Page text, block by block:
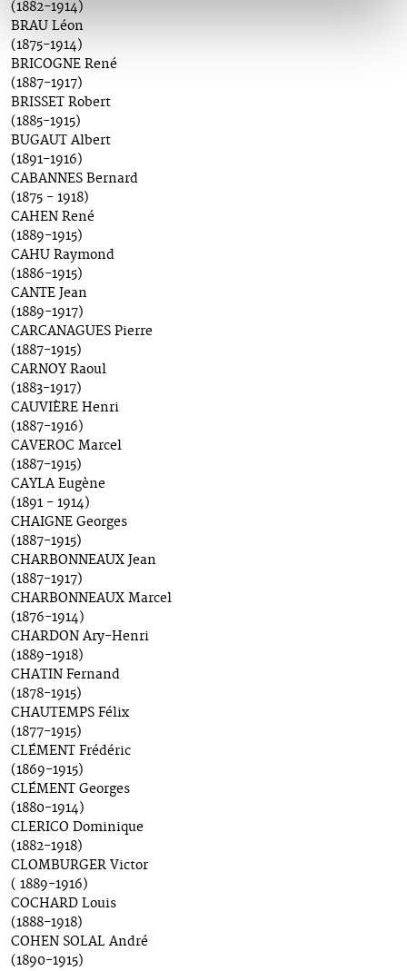
(1882-1914)
BRAU Léon
(1875-1914)
BRICOGNE René
(1887-1917)
BRISSET Robert
(1885-1915)
BUGAUT Albert
(1891-1916)
CABANNES Bernard
(1875 - 1918)
CAHEN René
(1889-1915)
CAHU Raymond
(1886-1915)
CANTE Jean
(1889-1917)
CARCANAGUES Pierre
(1887-1915)
CARNOY Raoul
(1883-1917)
CAUVIÈRE Henri
(1887-1916)
CAVEROC Marcel
(1887-1915)
CAYLA Eugène
(1891 - 1914)
CHAIGNE Georges
(1887-1915)
CHARBONNEAUX Jean
(1887-1917)
CHARBONNEAUX Marcel
(1876-1914)
CHARDON Ary-Henri
(1889-1918)
CHATIN Fernand
(1878-1915)
CHAUTEMPS Félix
(1877-1915)
CLÉMENT Frédéric
(1869-1915)
CLÉMENT Georges
(1880-1914)
CLERICO Dominique
(1882-1918)
CLOMBURGER Victor
( 1889-1916)
COCHARD Louis
(1888-1918)
COHEN SOLAL André
(1890-1915)